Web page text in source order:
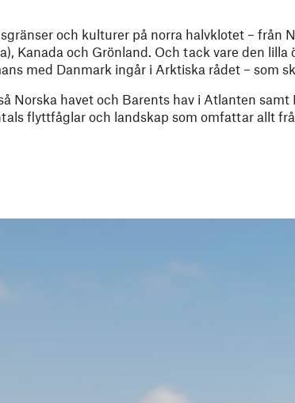
och kulturer på norra halvklotet – från
Kanada och Grönland. Och tack vare den
med Danmark ingår i Arktiska rådet – som
Norska havet och Barents hav i Atlanten
flyttfåglar och landskap som omfattar allt